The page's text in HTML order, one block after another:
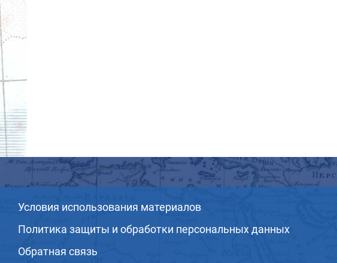
Условия использования материалов
Политика защиты и обработки персональных данных
Обратная связь